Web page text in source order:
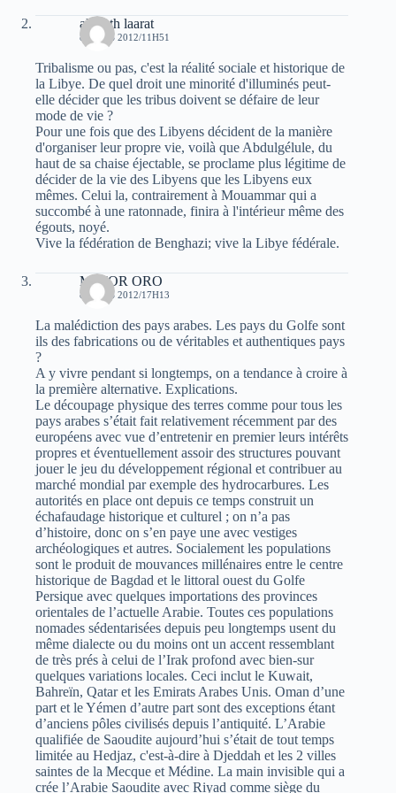
akli ath laarat
8 MARS 2012/11H51
Tribalisme ou pas, c'est la réalité sociale et historique de
la Libye. De quel droit une minorité d'illuminés peut-
elle décider que les tribus doivent se défaire de leur
mode de vie ?
Pour une fois que des Libyens décident de la manière
d'organiser leur propre vie, voilà que Abdulgélule, du
haut de sa chaise éjectable, se proclame plus légitime de
décider de la vie des Libyens que les Libyens eux
mêmes. Celui la, contrairement à Mouammar qui a
succombé à une ratonnade, finira à l'intérieur même des
égouts, noyé.
Vive la fédération de Benghazi; vive la Libye fédérale.
MAJOR ORO
8 MARS 2012/17H13
La malédiction des pays arabes. Les pays du Golfe sont
ils des fabrications ou de véritables et authentiques pays
?
A y vivre pendant si longtemps, on a tendance à croire à
la première alternative. Explications.
Le découpage physique des terres comme pour tous les
pays arabes s’était fait relativement récemment par des
européens avec vue d’entretenir en premier leurs intérêts
propres et éventuellement assoir des structures pouvant
jouer le jeu du développement régional et contribuer au
marché mondial par exemple des hydrocarbures. Les
autorités en place ont depuis ce temps construit un
échafaudage historique et culturel ; on n’a pas
d’histoire, donc on s’en paye une avec vestiges
archéologiques et autres. Socialement les populations
sont le produit de mouvances millénaires entre le centre
historique de Bagdad et le littoral ouest du Golfe
Persique avec quelques importations des provinces
orientales de l’actuelle Arabie. Toutes ces populations
nomades sédentarisées depuis peu longtemps usent du
même dialecte ou du moins ont un accent ressemblant
de très prés à celui de l’Irak profond avec bien-sur
quelques variations locales. Ceci inclut le Kuwait,
Bahreïn, Qatar et les Emirats Arabes Unis. Oman d’une
part et le Yémen d’autre part sont des exceptions étant
d’anciens pôles civilisés depuis l’antiquité. L’Arabie
qualifiée de Saoudite aujourd’hui s’était de tout temps
limitée au Hedjaz, c'est-à-dire à Djeddah et les 2 villes
saintes de la Mecque et Médine. La main invisible qui a
crée l’Arabie Saoudite avec Riyad comme siège du